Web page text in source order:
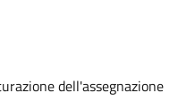
dell'assegnazione